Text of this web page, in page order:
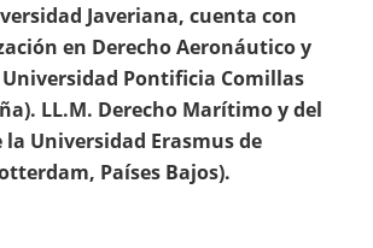
Javeriana, cuenta con
en Derecho Aeronáutico y
Universidad Pontificia Comillas
LL.M. Derecho Marítimo y del
Universidad Erasmus de
Países Bajos).